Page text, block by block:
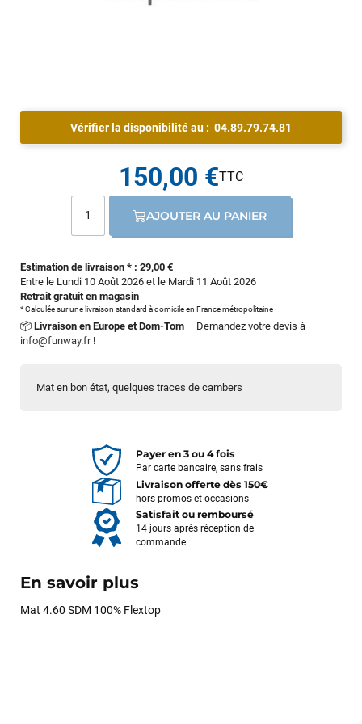
Mat en bon état, quelques traces de cambers
Vérifier la disponibilité au : 04.89.79.74.81
Estimation de livraison * : 29,00 €
Entre le Lundi 10 Août 2026 et le Mardi 11 Août 2026
Retrait gratuit en magasin
* Calculée sur une livraison standard à domicile en France métropolitaine
📦 Livraison en Europe et Dom-Tom – Demandez votre devis à
info@funway.fr!
150,00 €
AJOUTER AU PANIER
Payer en 3 ou 4 fois
Par carte bancaire, sans frais
Livraison offerte dès 150€
hors promos et occasions
Satisfait ou remboursé
14 jours après réception de
commande
En savoir plus
Mat 4.60 SDM 100% Flextop